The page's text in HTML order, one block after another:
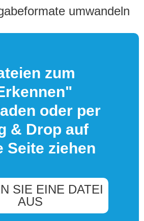
umwandeln
zum
oder per
& Drop auf
Seite ziehen
SIE EINE DATEI
AUS